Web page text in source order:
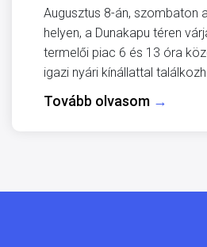
Augusztus 8-án, szombaton
helyen, a Dunakapu téren
termelői piac 6 és 13 óra
igazi nyári kínállattal
Tovább olvasom →